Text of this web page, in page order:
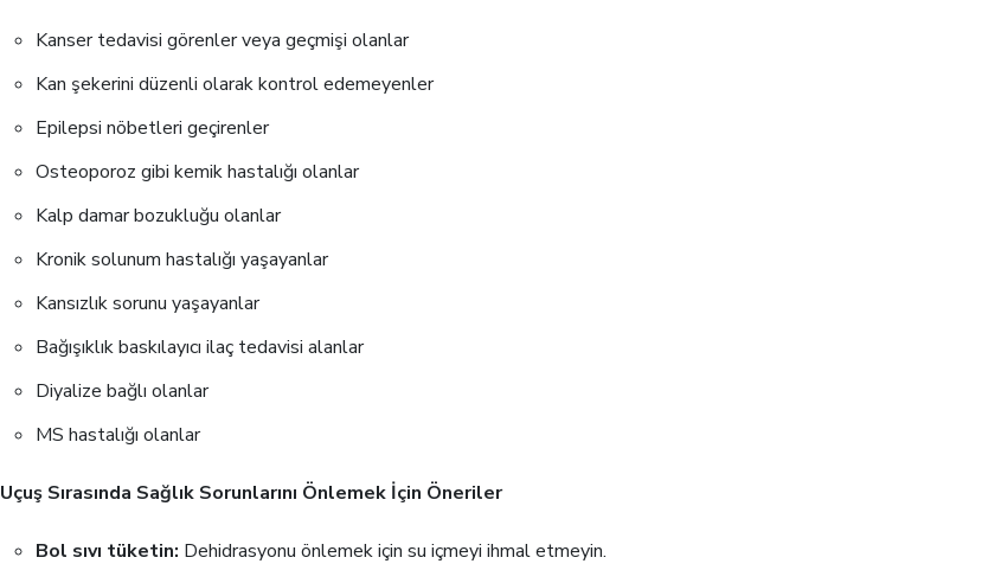
Kanser tedavisi görenler veya geçmişi olanlar
Kan şekerini düzenli olarak kontrol edemeyenler
Epilepsi nöbetleri geçirenler
Osteoporoz gibi kemik hastalığı olanlar
Kalp damar bozukluğu olanlar
Kronik solunum hastalığı yaşayanlar
Kansızlık sorunu yaşayanlar
Bağışıklık baskılayıcı ilaç tedavisi alanlar
Diyalize bağlı olanlar
MS hastalığı olanlar
Uçuş Sırasında Sağlık Sorunlarını Önlemek İçin Öneriler
Bol sıvı tüketin: Dehidrasyonu önlemek için su içmeyi ihmal etmeyin.